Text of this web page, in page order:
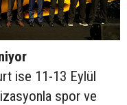
ise 11-13 Eylül
spor ve